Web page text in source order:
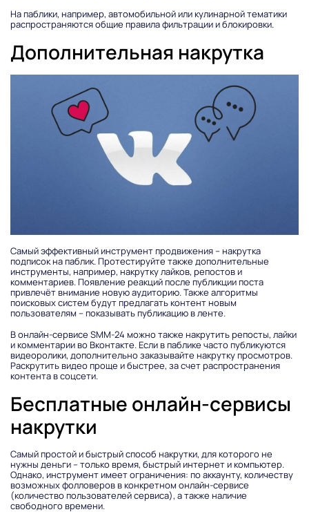
На паблики, например, автомобильной или кулинарной тематики
распространяются общие правила фильтрации и блокировки.
Дополнительная накрутка
Самый эффективный инструмент продвижения – накрутка
подписок на паблик. Протестируйте также дополнительные
инструменты, например, накрутку лайков, репостов и
комментариев. Появление реакций после публикции поста
привлечёт внимание новую аудиторию. Также алгоритмы
поисковых систем будут предлагать контент новым
пользователям – показывать публикацию в ленте.
В онлайн-сервисе SMM-24 можно также накрутить репосты, лайки
и комментарии во Вконтакте. Если в паблике часто публикуются
видеоролики, дополнительно заказывайте накрутку просмотров.
Раскрутить видео проще и быстрее, за счет распространения
контента в соцсети.
Бесплатные онлайн-сервисы
накрутки
Самый простой и быстрый способ накрутки, для которого не
нужны деньги – только время, быстрый интернет и компьютер.
Однако, инструмент имеет ограничения: по аккаунту, количеству
возможных фолловеров в конкретном онлайн-сервисе
(количество пользователей сервиса), а также наличие
свободного времени.